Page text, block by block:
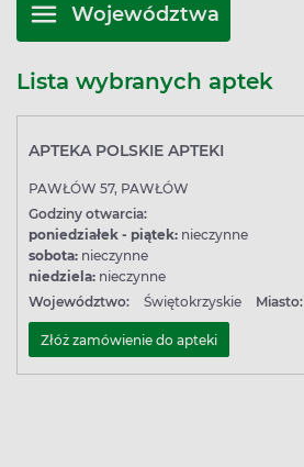
Województwa
Lista wybranych aptek
APTEKA POLSKIE APTEKI
PAWŁÓW 57, PAWŁÓW
Godziny otwarcia:
poniedziałek - piątek: nieczynne
sobota: nieczynne
niedziela: nieczynne
Województwo:
Świętokrzyskie Miasto:
Złóż zamówienie do apteki